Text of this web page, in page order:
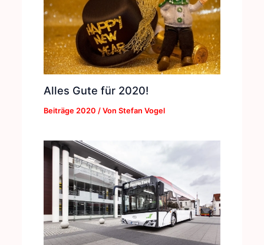
Alles Gute für 2020!
Beiträge 2020 / Von Stefan Vogel